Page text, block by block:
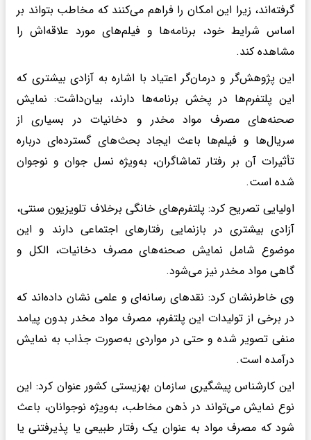
گرفته‌اند، زیرا این امکان را فراهم می‌کنند که مخاطب بتواند بر
اساس شرایط خود، برنامه‌ها و فیلم‌های مورد علاقه‌اش را
مشاهده کند.
این پژوهش‌گر و درمان‌گر اعتیاد با اشاره به آزادی بیشتری که
این پلتفرم‌ها در پخش برنامه‌ها دارند، بیان‌داشت: نمایش
صحنه‌های مصرف مواد مخدر و دخانیات در بسیاری از
سریال‌ها و فیلم‌ها باعث ایجاد بحث‌های گسترده‌ای درباره
تأثیرات آن بر رفتار تماشاگران، به‌ویژه نسل جوان و نوجوان
شده است.
اولیایی تصریح کرد: پلتفرم‌های خانگی برخلاف تلویزیون سنتی،
آزادی بیشتری در بازنمایی رفتارهای اجتماعی دارند و این
موضوع شامل نمایش صحنه‌های مصرف دخانیات، الکل و
گاهی مواد مخدر نیز می‌شود.
وی خاطرنشان کرد: نقدهای رسانه‌ای و علمی نشان داده‌اند که
در برخی از تولیدات این پلتفرم، مصرف مواد مخدر بدون پیامد
منفی تصویر شده و حتی در مواردی به‌صورت جذاب به نمایش
درآمده است.
این کارشناس پیشگیری سازمان بهزیستی کشور عنوان کرد: این
نوع نمایش می‌تواند در ذهن مخاطب، به‌ویژه نوجوانان، باعث
شود که مصرف مواد به عنوان یک رفتار طبیعی یا پذیرفتنی یا